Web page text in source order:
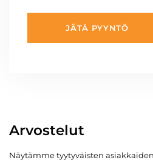
JÄTÄ PYYNTÖ
Arvostelut
Näytämme tyytyväisten